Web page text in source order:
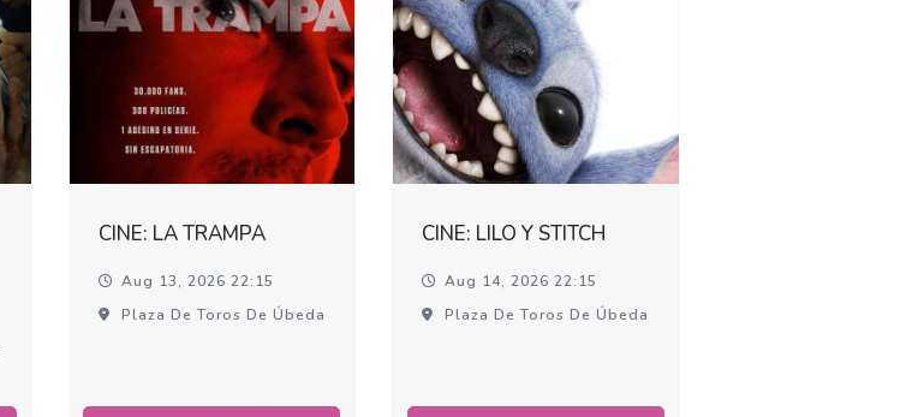
CINE: LA TRAMPA
Aug 13, 2026 22:15
Plaza De Toros De Úbeda
CINE: LILO Y STITCH
Aug 14, 2026 22:15
Plaza De Toros De Úbeda